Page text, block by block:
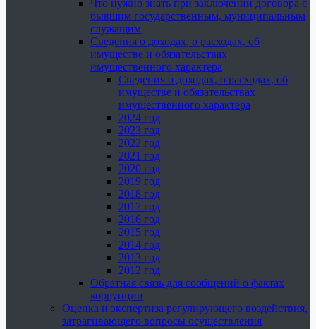
Что нужно знать при заключении договора с
бывшим государственным, муниципальным
служащим
Сведения о доходах, о расходах, об
имуществе и обязательствах
имущественного характера
Сведения о доходах, о расходах, об
имуществе и обязательствах
имущественного характера
2024 год
2023 год
2022 год
2021 год
2020 год
2019 год
2018 год
2017 год
2016 год
2015 год
2014 год
2013 год
2012 год
Обратная связь для сообщений о фактах
коррупции
Оценка и экспертиза регулирующего воздействия,
затрагивающего вопросы осуществления